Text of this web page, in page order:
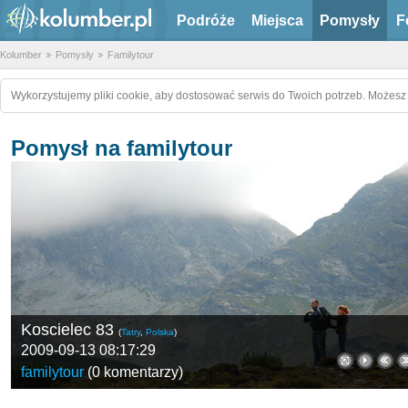
Podróże Miejsca Pomysły
Kolumber Pomysły Familytour
Wykorzystujemy pliki cookie, aby dostosować serwis do Twoich potrzeb.
Pomysł na familytour
Koscielec 83 (Tatry, Polska)
2009-09-13 08:17:29
familytour (0 komentarzy)